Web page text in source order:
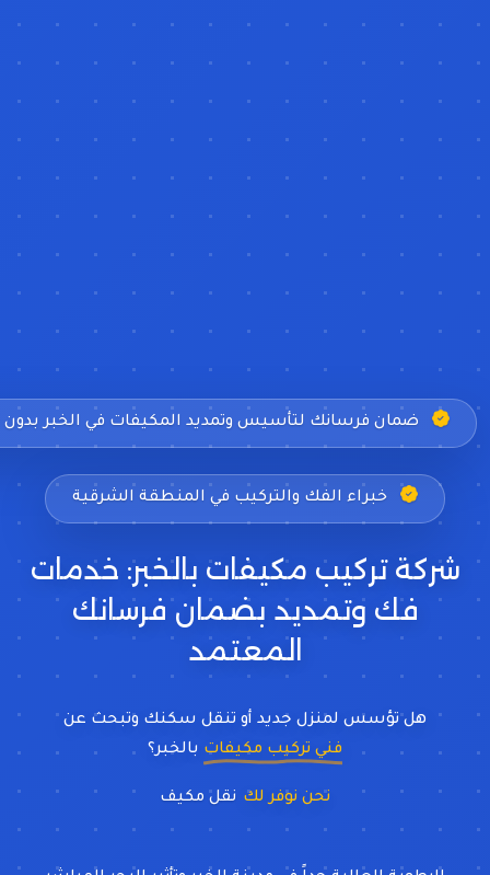
ضمان فرسانك لتأسيس وتمديد المكيفات في الخبر بدون
خبراء الفك والتركيب في المنطقة الشرقية
شركة تركيب مكيفات بالخبر: خدمات
فك وتمديد بضمان فرسانك
المعتمد
هل تؤسس لمنزل جديد أو تنقل سكنك وتبحث عن
فني تركيب مكيفات بالخبر؟
نحن نوفر لك فني